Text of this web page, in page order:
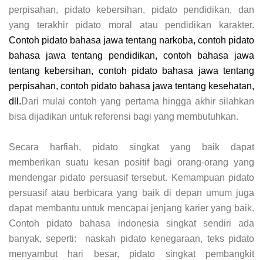
perpisahan, pidato kebersihan, pidato pendidikan, dan
yang terakhir pidato moral atau pendidikan karakter.
Contoh pidato bahasa jawa tentang narkoba, contoh pidato
bahasa jawa tentang pendidikan, contoh bahasa jawa
tentang kebersihan, contoh pidato bahasa jawa tentang
perpisahan, contoh pidato bahasa jawa tentang kesehatan,
dll.Dari mulai contoh yang pertama hingga akhir silahkan
bisa dijadikan untuk referensi bagi yang membutuhkan.
Secara harfiah, pidato singkat yang baik dapat
memberikan suatu kesan positif bagi orang-orang yang
mendengar pidato persuasif tersebut. Kemampuan pidato
persuasif atau berbicara yang baik di depan umum juga
dapat membantu untuk mencapai jenjang karier yang baik.
Contoh pidato bahasa indonesia singkat sendiri ada
banyak, seperti: naskah pidato kenegaraan, teks pidato
menyambut hari besar, pidato singkat pembangkit